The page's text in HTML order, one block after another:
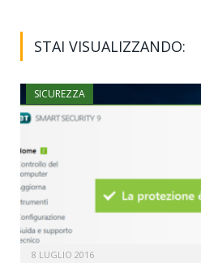
STAI VISUALIZZANDO:
SICUREZZA
8 LUGLIO 2016